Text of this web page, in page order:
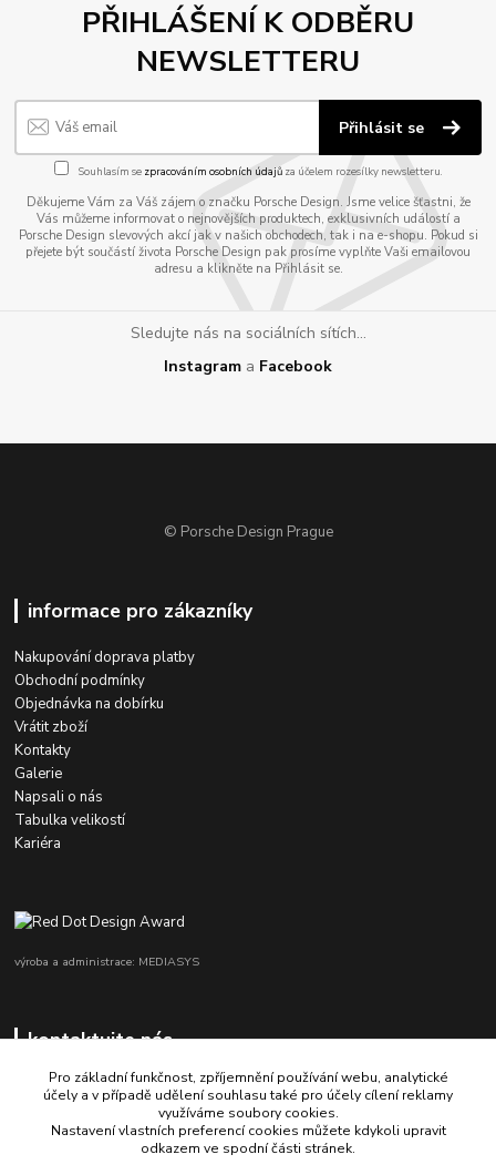
PŘIHLÁŠENÍ K ODBĚRU
NEWSLETTERU
Přihlásit se
Souhlasím se zpracováním osobních údajůza účelem rozesílky newsletteru.
Děkujeme Vám za Váš zájem o značku Porsche Design. Jsme velice šťastni, že
Vás můžeme informovat o nejnovějších produktech, exklusivních událostí a
Porsche Design slevových akcí jak v našich obchodech, tak i na e-shopu. Pokud si
přejete být součástí života Porsche Design pak prosíme vyplňte Vaši emailovou
adresu a klikněte na Přihlásit se.
Sledujte nás na sociálních sítích...
Instagram a Facebook
© Porsche Design Prague
informace pro zákazníky
Nakupování doprava platby
Obchodní podmínky
Objednávka na dobírku
Vrátit zboží
Kontakty
Galerie
Napsali o nás
Tabulka velikostí
Kariéra
výroba a administrace: MEDIASYS
kontaktujte nás
+420 725 347 646
Pro základní funkčnost, zpříjemnění používání webu, analytické
účely a v případě udělení souhlasu také pro účely cílení reklamy
využíváme soubory cookies.
Nastavení vlastních preferencí cookies můžete kdykoli upravit
odkazem ve spodní části stránek.